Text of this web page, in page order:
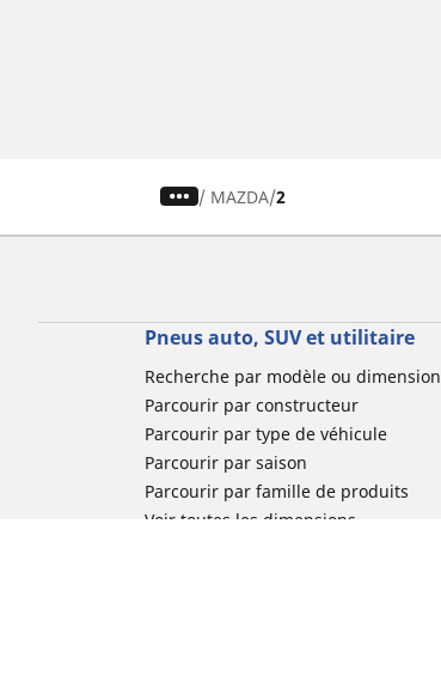
/ MAZDA 2
Pneus auto, SUV et utilitaire
Recherche par modèle ou dimension
Parcourir par constructeur
Parcourir par type de véhicule
Parcourir par saison
Parcourir par famille de produits
Voir toutes les dimensions